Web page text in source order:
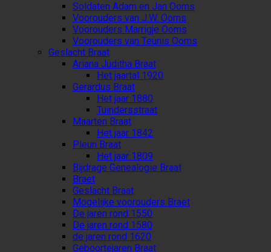
Soldaten Adam en Jan Ooms
Voorouders van J.W. Ooms
Voorouders Marrigje Ooms
Voorouders van Teunis Ooms
Geslacht Braat
Ariana Juditha Braat
Het jaartal 1920
Gerardus Braat
Het jaar 1880
Tuindersstraat
Maarten Braat
Het jaar 1842
Pleun Braat
Het jaar 1809
Bijdrage Genealogie Braat
Braet
Geslacht Braat
Mogelijke voorouders Braet
De jaren rond 1550
De jaren rond 1580
de jaren rond 1620
Geboortejaren Braat